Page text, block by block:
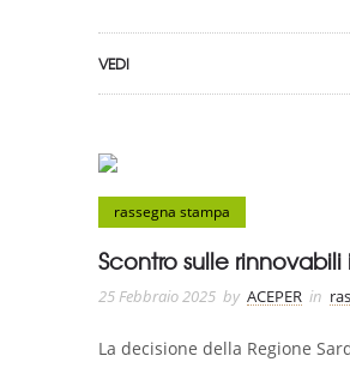
VEDI
rassegna stampa
Scontro sulle
25 Febbraio 2025 by ACEPER in
La decisione della Regione